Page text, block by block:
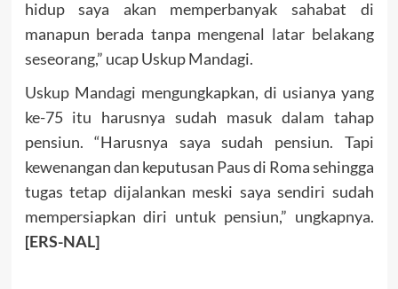
hidup saya akan memperbanyak sahabat di
manapun berada tanpa mengenal latar belakang
seseorang,” ucap Uskup Mandagi.
Uskup Mandagi mengungkapkan, di usianya yang
ke-75 itu harusnya sudah masuk dalam tahap
pensiun. “Harusnya saya sudah pensiun. Tapi
kewenangan dan keputusan Paus di Roma sehingga
tugas tetap dijalankan meski saya sendiri sudah
mempersiapkan diri untuk pensiun,” ungkapnya.
[ERS-NAL]